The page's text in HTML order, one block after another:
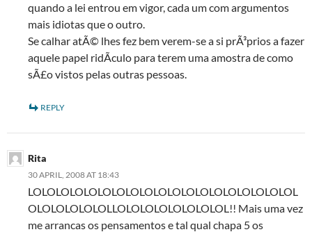
quando a lei entrou em vigor, cada um com argumentos
mais idiotas que o outro.
Se calhar atÃ© lhes fez bem verem-se a si prÃ³prios a fazer
aquele papel ridÃ­culo para terem uma amostra de como
sÃ£o vistos pelas outras pessoas.
REPLY
Rita
30 APRIL, 2008 AT 18:43
LOLOLOLOLOLOLOLOLOLOLOLOLOLOLOLOLOLOLOL
OLOLOLOLOLOLLOLOLOLOLOLOLOLOL!! Mais uma vez
me arrancas os pensamentos e tal qual chapa 5 os